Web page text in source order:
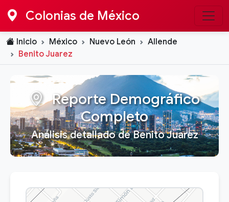
Colonias de México
Inicio México Nuevo León
Allende
Benito Juarez
Reporte Demográfico
Completo
Análisis detallado de Benito Juarez